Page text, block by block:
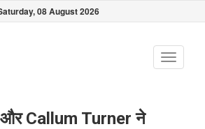
08 August 2026
Toggle
Callum Turner ने